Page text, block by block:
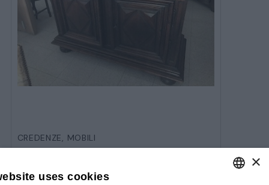
CREDENZE, MOBILI
COD: 2197
×
uses cookies